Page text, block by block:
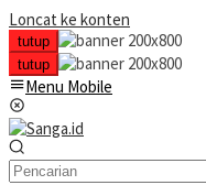
Loncat ke konten
tutup
tutup
Menu Mobile